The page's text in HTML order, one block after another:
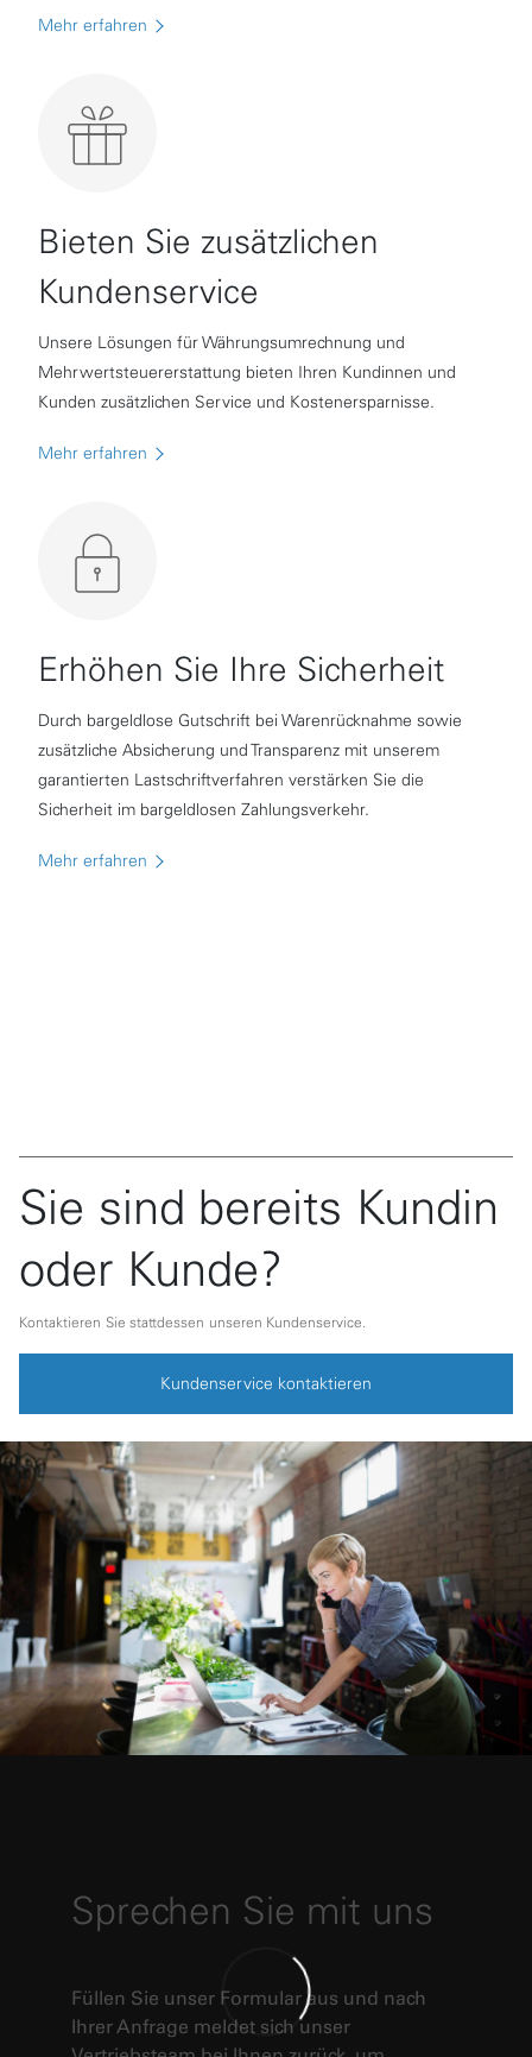
Mehr erfahren
Bieten Sie zusätzlichen
Kundenservice
Unsere Lösungen für Währungsumrechnung und
Mehrwertsteuererstattung bieten Ihren Kundinnen und
Kunden zusätzlichen Service und Kostenersparnisse.
Mehr erfahren
Erhöhen Sie Ihre Sicherheit
Durch bargeldlose Gutschrift bei Warenrücknahme sowie
zusätzliche Absicherung und Transparenz mit unserem
garantierten Lastschriftverfahren verstärken Sie die
Sicherheit im bargeldlosen Zahlungsverkehr.
Mehr erfahren
Sie sind bereits Kundin
oder Kunde?
Kontaktieren Sie stattdessen unseren Kundenservice.
Kundenservice kontaktieren
Sprechen Sie mit uns
Füllen Sie unser Formular aus und nach
Ihrer Anfrage meldet sich unser